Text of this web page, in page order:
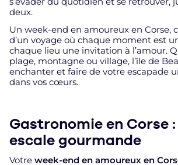
deux.
Un week-end en amoureux en Corse,
d’un voyage où chaque moment est
chaque lieu une invitation à l’amour.
plage, montagne ou village, l’île de
enchanter et faire de votre escapade
dans vos cœurs.
Gastronomie en Corse
escale gourmande
Votre week-end en amoureux en